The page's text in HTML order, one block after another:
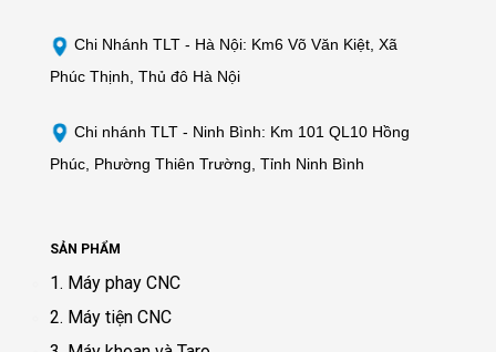
Chi Nhánh TLT - Hà Nội: Km6 Võ Văn Kiệt, Xã
Phúc Thịnh, Thủ đô Hà Nội
Chi nhánh TLT - Ninh Bình: Km 101 QL10 Hồng
Phúc, Phường Thiên Trường, Tỉnh Ninh Bình
SẢN PHẨM
1. Máy phay CNC
2. Máy tiện CNC